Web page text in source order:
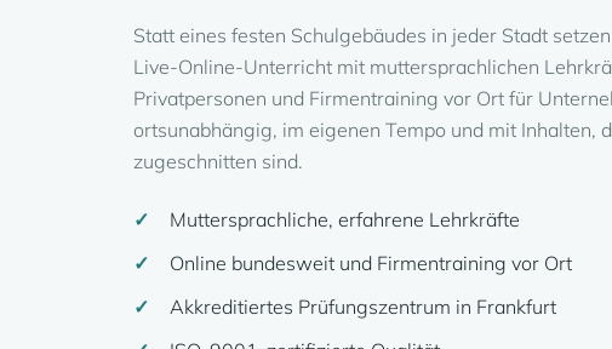
Statt eines festen Schulgebäudes in jeder Stadt
Live-Online-Unterricht mit muttersprachlichen
Privatpersonen und Firmentraining vor Ort für
ortsunabhängig, im eigenen Tempo und mit Inhalten,
zugeschnitten sind.
Muttersprachliche, erfahrene Lehrkräfte
Online bundesweit und Firmentraining vor Ort
Akkreditiertes Prüfungszentrum in Frankfurt